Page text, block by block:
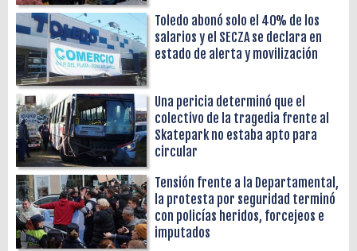
Toledo abonó solo el 40% de los
salarios y el SECZA se declara en
estado de alerta y movilización
Una pericia determinó que el
colectivo de la tragedia frente al
Skatepark no estaba apto para
circular
Tensión frente a la Departamental,
la protesta por seguridad terminó
con policías heridos, forcejeos e
imputados